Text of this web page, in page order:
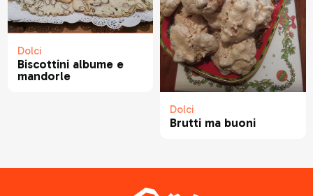
Dolci
Biscottini albume e
mandorle
Dolci
Brutti ma buoni